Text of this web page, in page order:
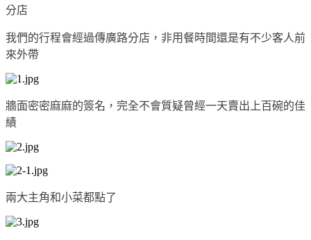
分店
我們的行程會經過傳廣路分店，非用餐時間還是有不少客人前
來外帶
牆面密密麻麻的簽名，完全不會質疑曾經一天賣出上百碗的佳
績
兩大主角和小菜都點了